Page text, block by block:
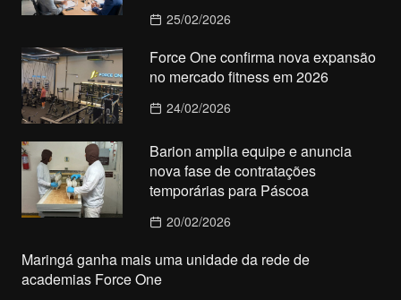
25/02/2026
Force One confirma nova expansão
no mercado fitness em 2026
24/02/2026
Barion amplia equipe e anuncia
nova fase de contratações
temporárias para Páscoa
20/02/2026
Maringá ganha mais uma unidade da rede de
academias Force One